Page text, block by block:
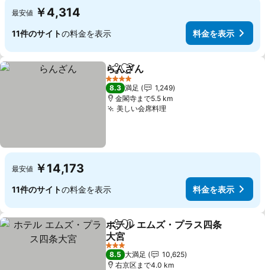
最安値 ￥4,314
11件のサイトの料金を表示 料金を表示
シェアお気に入りに追加
らんざん
4 ホテルのランク
8.3 満足
1,249
金閣寺まで5.5 km
美しい会席料理料金を表示
最安値 ￥14,173
11件のサイトの料金を表示 料金を表示
シェアお気に入りに追加
ホテル エムズ・プラス四条
大宮
料金を表示
3 ホテルのランク
8.5 大満足
10,625
右京区まで4.0 km